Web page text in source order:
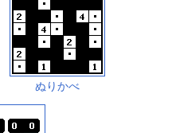
ぬりかべ